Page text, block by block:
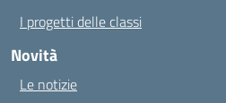
I progetti delle classi
Novità
Le notizie